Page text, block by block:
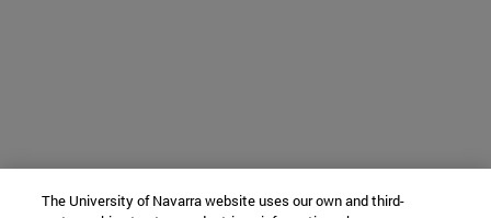
The University of Navarra website uses our own and third-